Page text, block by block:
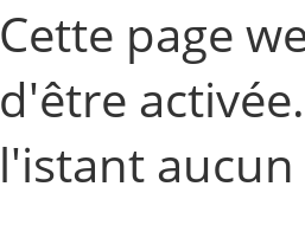
Cette page
d'être
l'istant